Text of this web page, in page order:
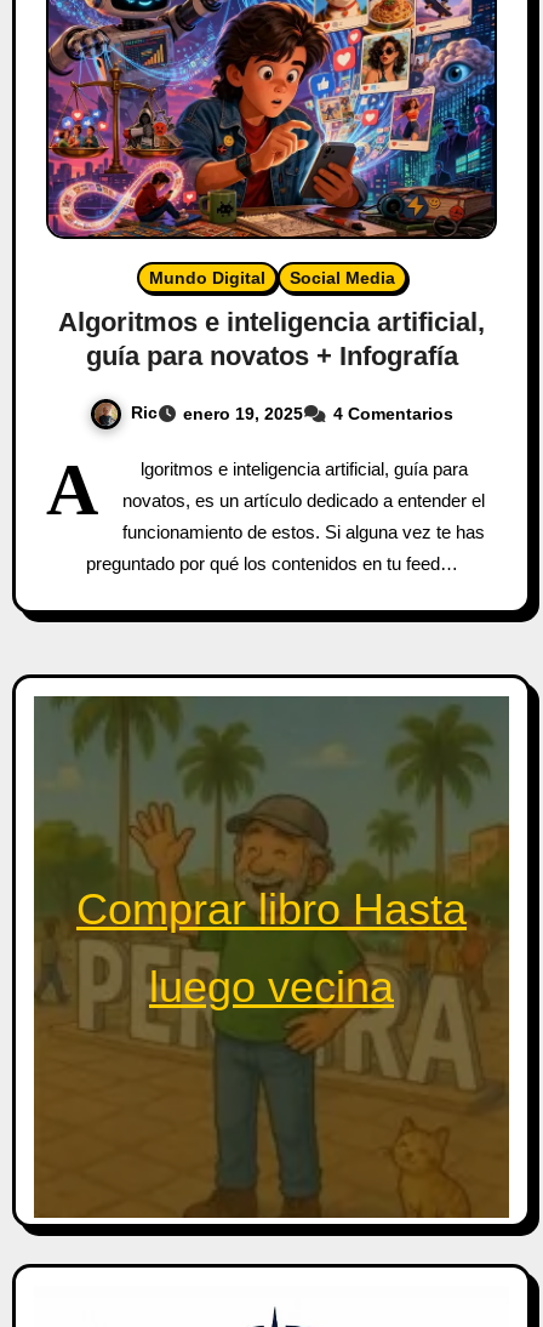
Mundo Digital Social Media
Algoritmos e inteligencia artificial,
guía para novatos + Infografía
Ric enero 19, 2025 4 Comentarios
A
lgoritmos e inteligencia artificial, guía para
novatos, es un artículo dedicado a entender el
funcionamiento de estos. Si alguna vez te has
preguntado por qué los contenidos en tu feed…
Comprar libro Hasta
luego vecina